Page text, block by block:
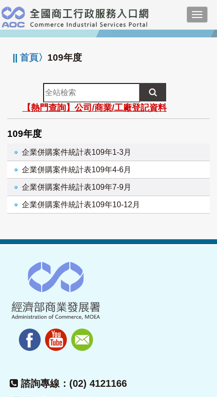
跳
到
主
要
:::
||首頁〉 109年度
全
站
檢
索
【熱門查詢】公司/商業/工廠登記資料
109年度
企業併購案件統計表109年1-3月
企業併購案件統計表109年4-6月
企業併購案件統計表109年7-9月
企業併購案件統計表109年10-12月
諮詢專線：(02) 4121166